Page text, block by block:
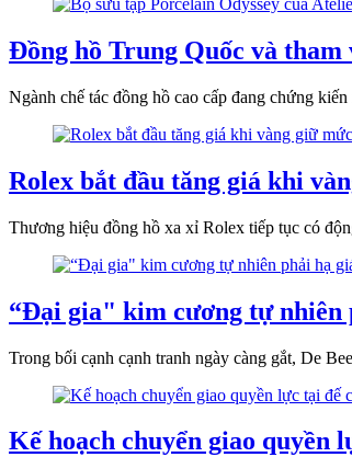
Đồng hồ Trung Quốc và
Ngành chế tác đồng hồ cao cấp đang chứng
Rolex bắt đầu tăng giá khi
Thương hiệu đồng hồ xa xỉ Rolex tiếp tục có
“Đại gia" kim cương tự nhiên
Trong bối cạnh cạnh tranh ngày càng gắt, De
Kế hoạch chuyển giao quyền